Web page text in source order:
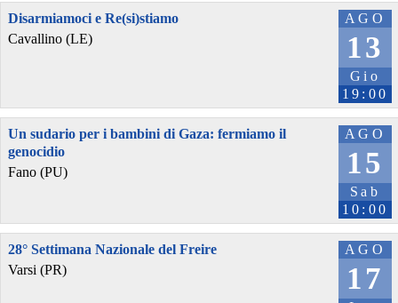
AGO
13
Gio
19:00
Disarmiamoci e Re(si)stiamo
Cavallino (LE)
AGO
15
Sab
10:00
Un sudario per i bambini di Gaza: fermiamo il
genocidio
Fano (PU)
AGO
17
28° Settimana Nazionale del Freire
Varsi (PR)